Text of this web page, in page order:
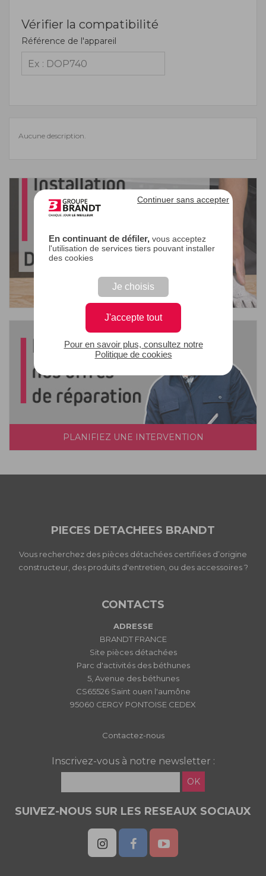
En continuant de défiler,vous acceptez
l'utilisation de services tiers pouvant installer
des cookies
Je choisis
J'accepte tout
Continuer sans accepter
Pour en savoir plus, consultez notre
Politique de cookies
Vérifier la compatibilité
Référence de l'appareil
Aucune description.
PLANIFIEZ UNE INTERVENTION
PIECES DETACHEES BRANDT
Vous recherchez des pièces détachées certifiées d’origine
constructeur, des produits d'entretien, ou des accessoires ?
CONTACTS
ADRESSE
BRANDT FRANCE
Site pièces détachées
Parc d'activités des béthunes
5, Avenue des béthunes
CS65526 Saint ouen l'aumône
95060 CERGY PONTOISE CEDEX
Contactez-nous
Inscrivez-vous à notre newsletter :
OK
SUIVEZ-NOUS SUR LES RESEAUX SOCIAUX